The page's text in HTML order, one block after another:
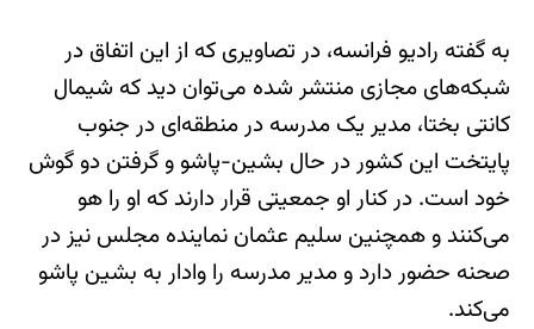
به گفته راديو فرانسه، در تصاویری که از این اتفاق در
شبکه‌های مجازی منتشر شده می‌توان دید که شیمال
کانتی بختا، مدیر یک مدرسه در منطقه‌ای در جنوب
پایتخت این کشور در حال بشین-پاشو و گرفتن دو گوش
خود است. در کنار او جمعیتی قرار دارند که او را هو
می‌کنند و همچنین سلیم عثمان نماينده مجلس نیز در
صحنه حضور دارد و مدیر مدرسه را وادار به بشین پاشو
می‌کند.